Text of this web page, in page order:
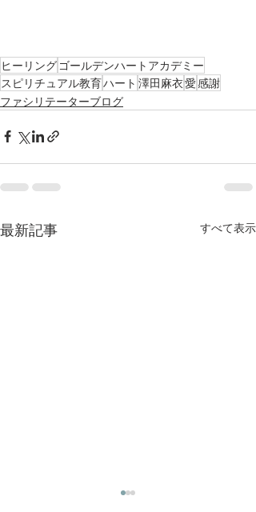
ヒーリングゴールデンハートアカデミー
スピリチュアル教育ハート 澤田麻衣愛感謝
ファシリテーターブログ
最新記事 すべて表示